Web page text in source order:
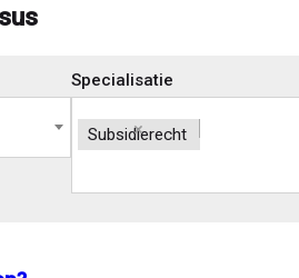
Specialisatie
×
Subsidierecht